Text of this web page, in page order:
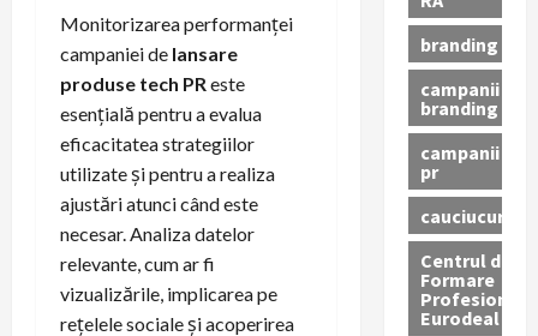
Monitorizarea performanței
campaniei de lansare
produse tech PR este
esențială pentru a evalua
eficacitatea strategiilor
utilizate și pentru a realiza
ajustări atunci când este
necesar. Analiza datelor
relevante, cum ar fi
vizualizările, implicarea pe
rețelele sociale și acoperirea
branding
campanii
branding
campanii
pr
cauciucuri
Centrul de
Formare
Profesionala
Eurodeal